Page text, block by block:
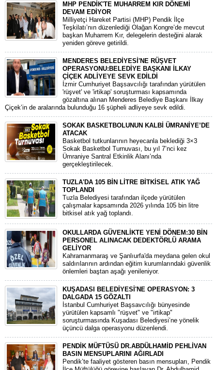
MHP PENDİK'TE MUHARREM KIR DÖNEMİ
DEVAM EDİYOR
​Milliyetçi Hareket Partisi (MHP) Pendik İlçe
Teşkilatı’nın düzenlediği Olağan Kongre’de mevcut
başkan Muharrem Kır, delegelerin desteğini alarak
yeniden göreve getirildi.
MENDERES BELEDİYESİ'NE RÜŞVET
OPERASYONU:BELEDİYE BAŞKANI İLKAY
ÇİÇEK ADLİYEYE SEVK EDİLDİ
​İzmir Cumhuriyet Başsavcılığı tarafından yürütülen
'rüşvet' ve 'irtikap' soruşturması kapsamında
gözaltına alınan Menderes Belediye Başkanı İlkay
Çiçek’in de aralarında bulunduğu 16 şüpheli adliyeye sevk edildi.
SOKAK BASKETBOLUNUN KALBİ ÜMRANİYE’DE
ATACAK
Basketbol tutkunlarının heyecanla beklediği 3×3
Sokak Basketbol Turnuvası, bu yıl 7’nci kez
Ümraniye Santral Etkinlik Alanı’nda
gerçekleştirilecek.
TUZLA'DA 105 BİN LİTRE BİTKİSEL ATIK YAĞ
TOPLANDI
Tuzla Belediyesi tarafından ilçede yürütülen
çalışmalar kapsamında 2026 yılında 105 bin litre
bitkisel atık yağ toplandı.
OKULLARDA GÜVENLİKTE YENİ DÖNEM:30 BİN
PERSONEL ALINACAK DEDEKTÖRLÜ ARAMA
GELİYOR
​Kahramanmaraş ve Şanlıurfa'da meydana gelen okul
saldırılarının ardından eğitim kurumlarındaki güvenlik
önlemleri baştan aşağı yenileniyor.
KUŞADASI BELEDİYESİ'NE OPERASYON: 3
DALGADA 15 GÖZALTI
​İstanbul Cumhuriyet Başsavcılığı bünyesinde
yürütülen kapsamlı "rüşvet" ve "irtikap"
soruşturmasında Kuşadası Belediyesi’ne yönelik
üçüncü dalga operasyonu düzenlendi.
PENDİK MÜFTÜSÜ DR.ABDÜLHAMİD PEHLİVAN
BASIN MENSUPLARINI AĞIRLADI
​Pendik’te faaliyet gösteren basın mensupları, Pendik